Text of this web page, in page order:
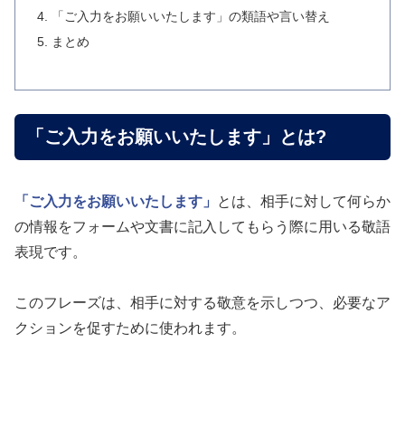
「ご入力をお願いいたします」の類語や言い替え
まとめ
「ご入力をお願いいたします」とは?
「ご入力をお願いいたします」
とは、相手に対して何らか
の情報をフォームや文書に記入してもらう際に用いる敬語
表現です。
このフレーズは、相手に対する敬意を示しつつ、必要なア
クションを促すために使われます。